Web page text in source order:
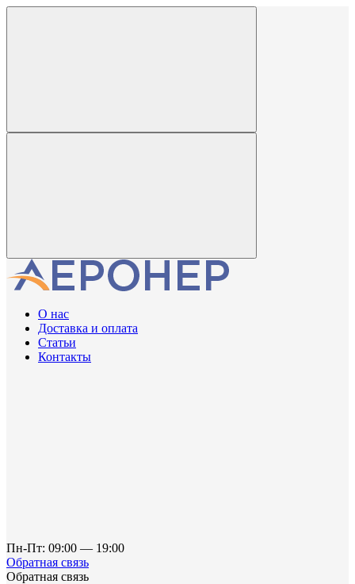
О нас
Доставка и оплата
Статьи
Контакты
Пн-Пт: 09:00 — 19:00
Обратная связь
Обратная связь